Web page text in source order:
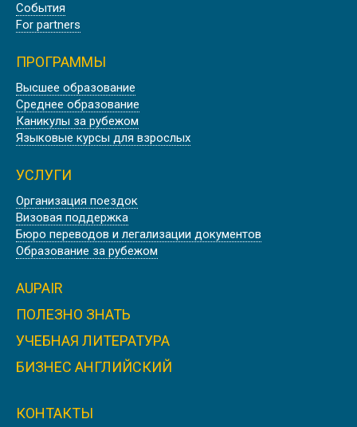
События
For partners
ПРОГРАММЫ
Высшее образование
Среднее образование
Каникулы за рубежом
Языковые курсы для взрослых
УСЛУГИ
Организация поездок
Визовая поддержка
Бюро переводов и легализации документов
Образование за рубежом
AUPAIR
ПОЛЕЗНО ЗНАТЬ
УЧЕБНАЯ ЛИТЕРАТУРА
БИЗНЕС АНГЛИЙСКИЙ
КОНТАКТЫ